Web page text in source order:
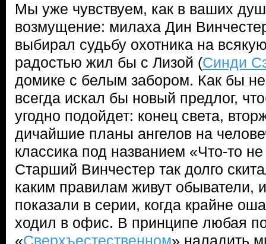
Мы уже чувствуем, как в ваших
возмущение: милаха Дин
выбирал судьбу охотника на
радостью жил бы с Лизой (Синди
домике с белым забором. Как бы не
всегда искал бы новый предлог,
угодно подойдет: конец света,
дичайшие планы ангелов на
классика под названием «Что-то
Старший Винчестер так долго
каким правилам живут обыватели,
показали в серии, когда крайне
ходил в офис. В принципе любая
«Сверхъестественном» наладить